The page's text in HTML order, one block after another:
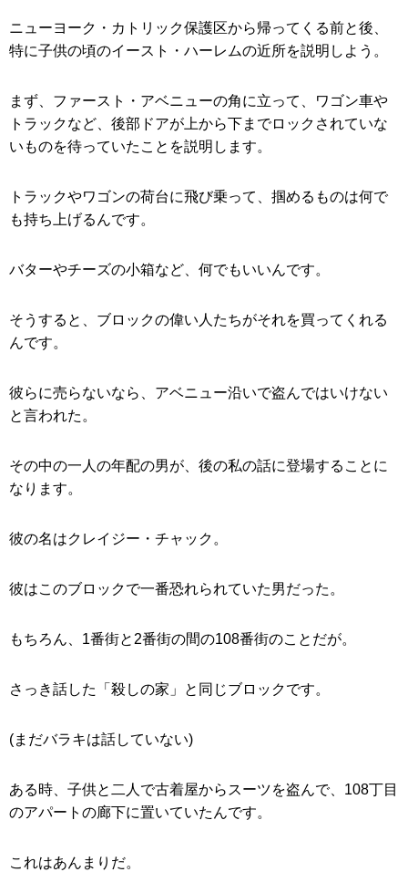
ニューヨーク・カトリック保護区から帰ってくる前と後、
特に子供の頃のイースト・ハーレムの近所を説明しよう。
まず、ファースト・アベニューの角に立って、ワゴン車や
トラックなど、後部ドアが上から下までロックされていな
いものを待っていたことを説明します。
トラックやワゴンの荷台に飛び乗って、掴めるものは何で
も持ち上げるんです。
バターやチーズの小箱など、何でもいいんです。
そうすると、ブロックの偉い人たちがそれを買ってくれる
んです。
彼らに売らないなら、アベニュー沿いで盗んではいけない
と言われた。
その中の一人の年配の男が、後の私の話に登場することに
なります。
彼の名はクレイジー・チャック。
彼はこのブロックで一番恐れられていた男だった。
もちろん、1番街と2番街の間の108番街のことだが。
さっき話した「殺しの家」と同じブロックです。
(まだバラキは話していない)
ある時、子供と二人で古着屋からスーツを盗んで、108丁目
のアパートの廊下に置いていたんです。
これはあんまりだ。